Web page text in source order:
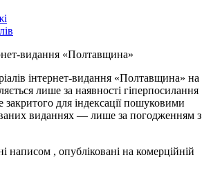
видання «Полтавщина»
інтернет-видання «Полтавщина» на
лише за наявності гіперпосилання
закритого для індексації пошуковими
виданнях — лише за погодженням з
написом , опубліковані на комерційній